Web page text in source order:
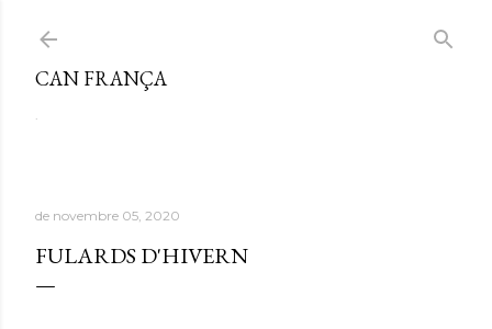
CAN FRANÇA
.
de novembre 05, 2020
FULARDS D'HIVERN